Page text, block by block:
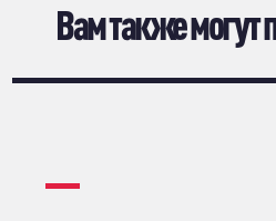
Вам также могут